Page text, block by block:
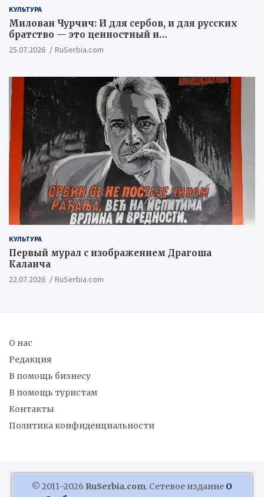
КУЛЬТУРА
Милован Чурчич: И для сербов, и для русских
братство — это ценностный и
цивилизационный концепт
25.07.2026 RuSerbia.com
КУЛЬТУРА
Первый мурал с изображением Драгоша
Калаича
22.07.2026 RuSerbia.com
О нас
Редакция
В помощь бизнесу
В помощь туристам
Контакты
Политика конфиденциальности
© 2011–2026 RuSerbia.com. Сетевое издание О